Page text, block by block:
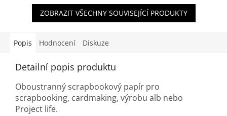
ZOBRAZIT VŠECHNY SOUVISEJÍCÍ PRODUKTY
Popis Hodnocení Diskuze
Detailní popis produktu
Oboustranný scrapbookový papír pro
scrapbooking, cardmaking, výrobu alb nebo
Project life.